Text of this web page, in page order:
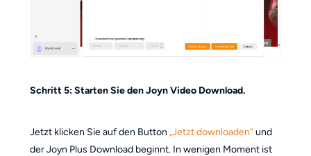
Schritt 5: Starten Sie den Joyn Video Download.
Jetzt klicken Sie auf den Button „Jetzt downloaden“und
der Joyn Plus Download beginnt. In wenigen Moment ist